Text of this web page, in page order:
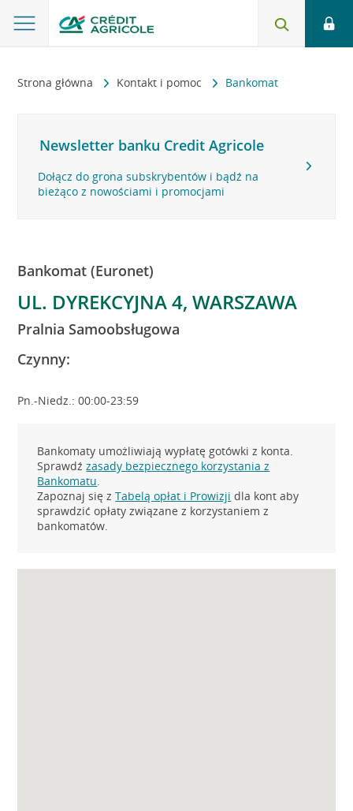
Strona główna Kontakt i pomoc Bankomat
Newsletter banku Credit Agricole
Dołącz do grona subskrybentów i bądź na
bieżąco z nowościami i promocjami
Bankomat (Euronet)
UL. DYREKCYJNA 4, WARSZAWA
Pralnia Samoobsługowa
Czynny:
Pn.-Niedz.: 00:00-23:59
Bankomaty umożliwiają wypłatę gotówki z konta.
Sprawdźzasady bezpiecznego korzystania z
Bankomatu.
Zapoznaj się zTabelą opłat i Prowizji dla kont aby
sprawdzić opłaty związane z korzystaniem z
bankomatów.